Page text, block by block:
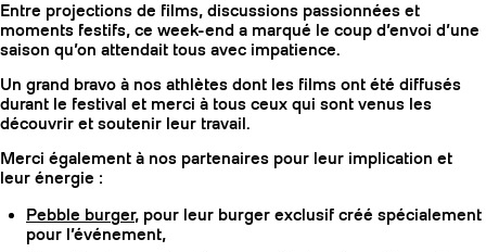
Entre projections de films, discussions passionnées et
moments festifs, ce week-end a marqué le coup d’envoi d’une
saison qu’on attendait tous avec impatience.
Un grand bravo à nos athlètes dont les films ont été diffusés
durant le festival et merci à tous ceux qui sont venus les
découvrir et soutenir leur travail.
Merci également à nos partenaires pour leur implication et
leur énergie :
Pebble burger, pour leur burger exclusif créé spécialement
pour l’événement,